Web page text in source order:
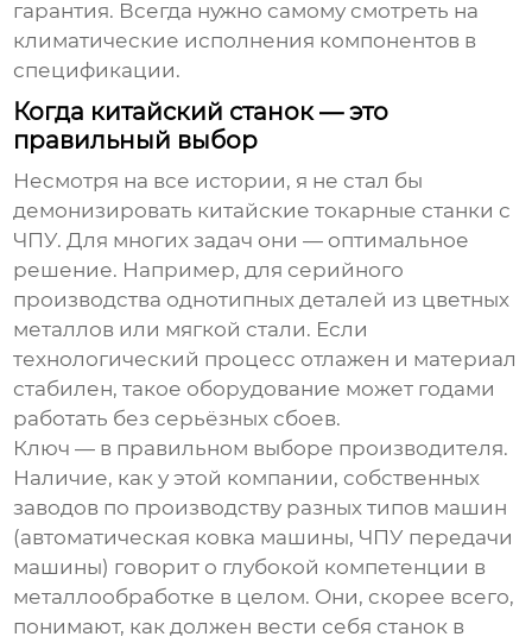
гарантия. Всегда нужно самому смотреть на
климатические исполнения компонентов в
спецификации.
Когда китайский станок — это
правильный выбор
Несмотря на все истории, я не стал бы
демонизировать китайские токарные станки с
ЧПУ. Для многих задач они — оптимальное
решение. Например, для серийного
производства однотипных деталей из цветных
металлов или мягкой стали. Если
технологический процесс отлажен и материал
стабилен, такое оборудование может годами
работать без серьёзных сбоев.
Ключ — в правильном выборе производителя.
Наличие, как у этой компании, собственных
заводов по производству разных типов машин
(автоматическая ковка машины, ЧПУ передачи
машины) говорит о глубокой компетенции в
металлообработке в целом. Они, скорее всего,
понимают, как должен вести себя станок в